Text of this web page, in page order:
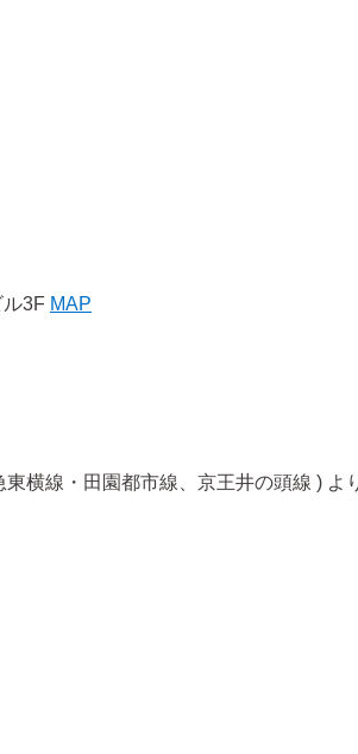
ル3F MAP
横線・田園都市線、京王井の頭線 ) よ